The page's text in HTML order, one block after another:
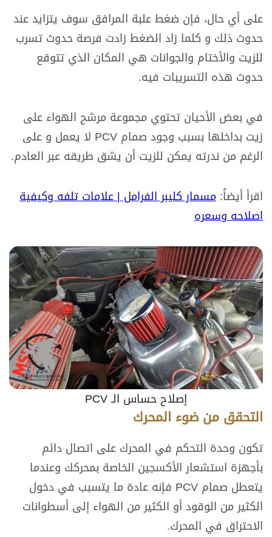
على أي حال، فإن ضغط علبة المرافق سوف يتزايد عند
حدوث ذلك و كلما زاد الضغط زادت فرصة حدوث تسرب
للزيت والأختام والجوانات هي المكان الذي تتوقع
حدوث هذه التسريبات فيه.
في بعض الأحيان تحتوي مجموعة مرشح الهواء على
زيت بداخلها بسبب وجود صمام PCV لا يعمل و على
الرغم من ندرته يمكن للزيت أن يشق طريقه عبر العادم.
اقرأ أيضاً: مسمار كليبر الفرامل | علامات تلفه وكيفية
اصلاحه وسعره
إصلاح حساس الـ PCV
التحقق من ضوء المحرك
تكون وحدة التحكم في المحرك على اتصال دائم
بأجهزة استشعار الأكسجين الخاصة بمحركك وعندما
يتعطل صمام PCV فإنه عادة ما يتسبب في دخول
الكثير من الوقود أو الكثير من الهواء إلى أسطوانات
الاحتراق في المحرك.